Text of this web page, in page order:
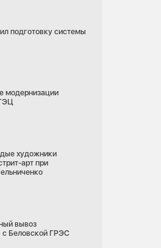
подготовку системы
модернизации
художники
арт при
вывоз
с Беловской ГРЭС